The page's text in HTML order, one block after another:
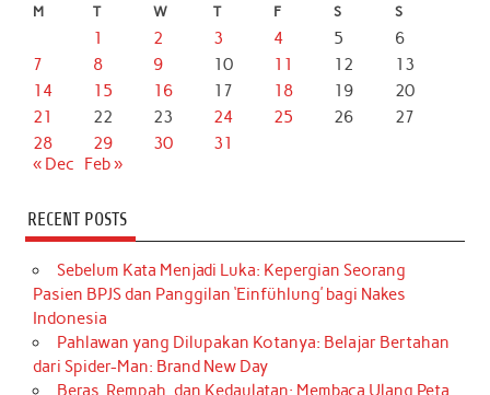
M T W T F S S
1 2 3 4 5
6
7
8 9 10 11 12
13
14
15 16 17 18 19
20
21
22 23 24 25 26
27
28
29 30
31
« Dec
Feb »
RECENT POSTS
Sebelum Kata Menjadi Luka: Kepergian Seorang
Pasien BPJS dan Panggilan ‘Einfühlung’ bagi Nakes
Indonesia
Pahlawan yang Dilupakan Kotanya: Belajar Bertahan
dari Spider-Man: Brand New Day
Beras, Rempah, dan Kedaulatan: Membaca Ulang Peta